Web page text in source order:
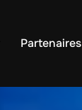
Partenaires